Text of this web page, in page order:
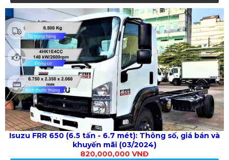
Isuzu FRR 650 (6.5 tấn - 6.7 mét): Thông số, giá bán và
khuyến mãi (03/2024)
820,000,000 VNĐ